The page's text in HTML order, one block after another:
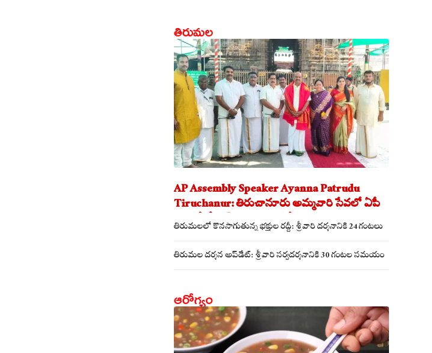
తిరుమల
AP Assembly Speaker Ayanna Patrudu
Tiruchanur: తిరుచానూరు అమ్మవారి సేవలో ఏపీ
అసెంబ్లీ స్పీకర్.. కుటుంబ సమేతంగా దర్శించుకున్న
అయ్యన్నపాత్రుడు!
తిరుమలలో కొనసాగుతున్న భక్తుల రద్దీ: శ్రీవారి దర్శనానికి 24 గంటలు
తిరుమల దర్శన అప్‌డేట్: శ్రీవారి సర్వదర్శనానికి 30 గంటల సమయం
ఆరోగ్యం